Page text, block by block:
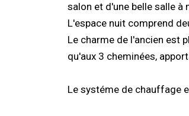
salon et d'une belle salle
L'espace nuit comprend
Le charme de l'ancien est
qu'aux 3 cheminées,
Le systéme de chauffage